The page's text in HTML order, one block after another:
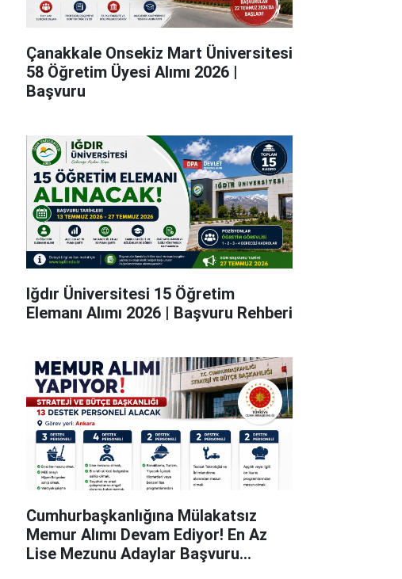
Çanakkale Onsekiz Mart Üniversitesi
58 Öğretim Üyesi Alımı 2026 |
Başvuru
Iğdır Üniversitesi 15 Öğretim
Elemanı Alımı 2026 | Başvuru Rehberi
Cumhurbaşkanlığına Mülakatsız
Memur Alımı Devam Ediyor! En Az
Lise Mezunu Adaylar Başvuru